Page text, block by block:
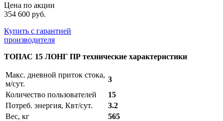
Цена по акции
354 600 руб.
Купить с гарантией
производителя
ТОПАС 15 ЛОНГ ПР технические характеристики
Макс. дневной приток стока,
м/сут.
3
Количество пользователей
15
Потреб. энергия, Квт/сут.
3.2
Вес, кг
565